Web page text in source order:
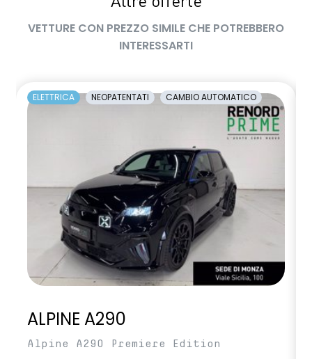
VETTURE CON PREZZO SIMILE CHE POTREBBERO
INTERESSARTI
ELETTRICA NEOPATENTATI CAMBIO AUTOMATICO
ALPINE A290
Alpine A290 Premiere Edition